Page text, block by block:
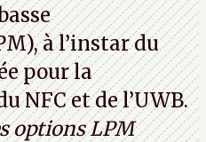
à l’instar du
pour la
NFC et de l’UWB.
options LPM